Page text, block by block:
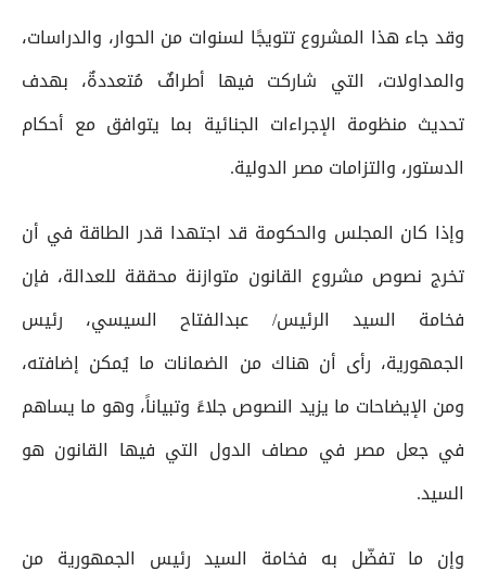
وقد جاء هذا المشروع تتويجًا لسنوات من الحوار، والدراسات،
والمداولات، التي شاركت فيها أطرافٌ مُتعددةٌ، بهدف
تحديث منظومة الإجراءات الجنائية بما يتوافق مع أحكام
الدستور، والتزامات مصر الدولية.
وإذا كان المجلس والحكومة قد اجتهدا قدر الطاقة في أن
تخرج نصوص مشروع القانون متوازنة محققة للعدالة، فإن
فخامة السيد الرئيس/ عبدالفتاح السيسي، رئيس
الجمهورية، رأى أن هناك من الضمانات ما يُمكن إضافته،
ومن الإيضاحات ما يزيد النصوص جلاءً وتبياناً، وهو ما يساهم
في جعل مصر في مصاف الدول التي فيها القانون هو
السيد.
وإن ما تفضّل به فخامة السيد رئيس الجمهورية من